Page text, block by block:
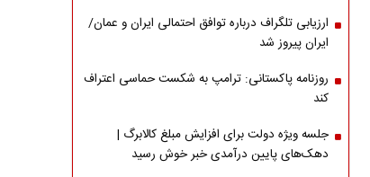
ارزیابی تلگراف درباره توافق احتمالی ایران و عمان/
ایران پیروز شد
روزنامه پاکستانی: ترامپ به شکست حماسی اعتراف
کند
جلسه ویژه دولت برای افزایش مبلغ کالابرگ |
دهک‌های پایین درآمدی خبر خوش رسید